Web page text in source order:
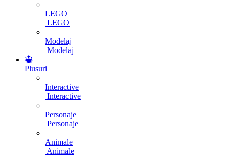
LEGO
LEGO
Modelaj
Modelaj
Plusuri
Interactive
Interactive
Personaje
Personaje
Animale
Animale